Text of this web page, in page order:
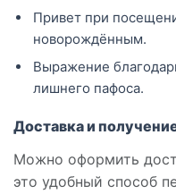
Привет при
новорождённым.
Выражение
лишнего пафоса.
Доставка и
Можно оформить
это удобный способ